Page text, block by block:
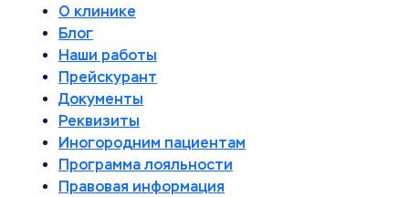
О клинике
Блог
Наши работы
Прейскурант
Документы
Реквизиты
Иногородним пациентам
Программа лояльности
Правовая информация